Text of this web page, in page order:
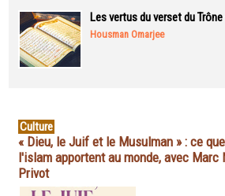
Les vertus du verset du
Housman Omarjee
Culture
« Dieu, le Juif et le Musulman » : ce
l'islam apportent au monde, avec Marc
Privot